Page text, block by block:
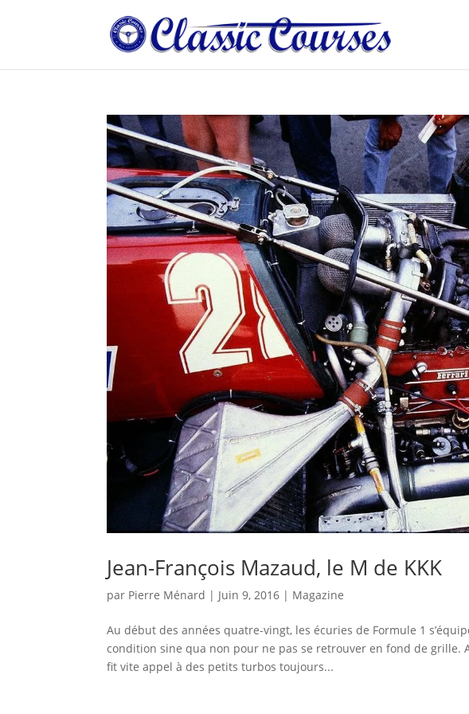
Jean-François Mazaud, le M de KKK
par Pierre Ménard | Juin 9, 2016 | Magazine
Au début des années quatre-vingt, les écuries de Formule 1
condition sine qua non pour ne pas se retrouver en fond de grille.
fit vite appel à des petits turbos toujours...